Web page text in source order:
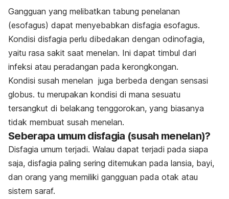
Gangguan yang melibatkan tabung penelanan
(esofagus) dapat menyebabkan disfagia esofagus.
Kondisi disfagia perlu dibedakan dengan odinofagia,
yaitu rasa sakit saat menelan. Ini dapat timbul dari
infeksi atau peradangan pada kerongkongan.
Kondisi susah menelan juga berbeda dengan sensasi
globus. tu merupakan kondisi di mana sesuatu
tersangkut di belakang tenggorokan, yang biasanya
tidak membuat susah menelan.
Seberapa umum disfagia (susah menelan)?
Disfagia umum terjadi. Walau dapat terjadi pada siapa
saja, disfagia paling sering ditemukan pada lansia, bayi,
dan orang yang memiliki gangguan pada otak atau
sistem saraf.